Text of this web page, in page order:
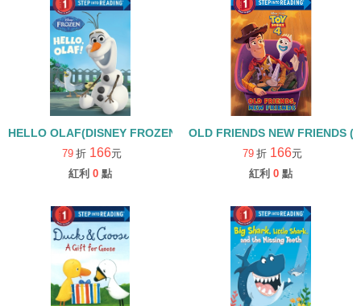
HELLO OLAF(DISNEY FROZEN)/STEP INTO READING LEVEL 1
79 折 166元
紅利 0 點
OLD FRIENDS NEW FRIENDS
79 折 166元
紅利 0 點